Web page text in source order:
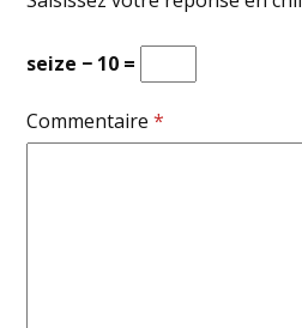
seize − 10 =
Commentaire*